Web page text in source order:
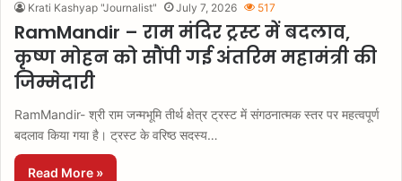
Krati Kashyap "Journalist" July 7, 2026 517
RamMandir – राम मंदिर ट्रस्ट में बदलाव,
कृष्ण मोहन को सौंपी गई अंतरिम महामंत्री की
जिम्मेदारी
RamMandir- श्री राम जन्मभूमि तीर्थ क्षेत्र ट्रस्ट में संगठनात्मक स्तर पर महत्वपूर्ण
बदलाव किया गया है। ट्रस्ट के वरिष्ठ सदस्य…
Read More »